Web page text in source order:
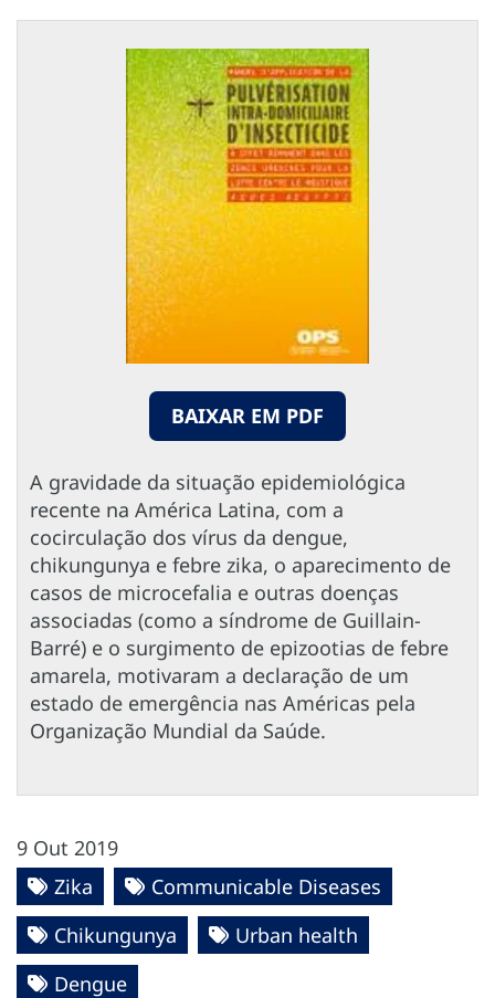
BAIXAR EM PDF
A gravidade da situação epidemiológica
recente na América Latina, com a
cocirculação dos vírus da dengue,
chikungunya e febre zika, o aparecimento de
casos de microcefalia e outras doenças
associadas (como a síndrome de Guillain-
Barré) e o surgimento de epizootias de febre
amarela, motivaram a declaração de um
estado de emergência nas Américas pela
Organização Mundial da Saúde.
9 Out 2019
Zika
Communicable Diseases
Chikungunya
Urban health
Dengue